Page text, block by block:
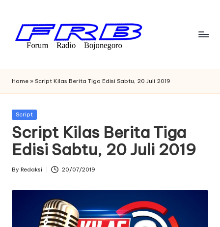
content
F
o
r
u
m
R
a
di
Bojonegoro
Home » Script Kilas Berita Tiga Edisi Sabtu, 20 Juli 2019
Posted
Script
Script Kilas Berita Tiga
Edisi Sabtu, 20 Juli 2019
Posted
By Redaksi 20/07/2019